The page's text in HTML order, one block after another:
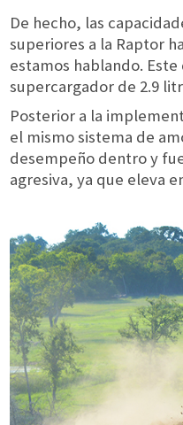
De hecho, las
superiores a la Raptor
estamos hablando.
supercargador de 2.9
Posterior a la
el mismo sistema de
desempeño dentro y
agresiva, ya que eleva